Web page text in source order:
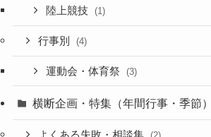
陸上競技 (1)
行事別 (4)
運動会・体育祭 (3)
横断企画・特集（年間行事・季節）
よくある失敗・相談集 (2)